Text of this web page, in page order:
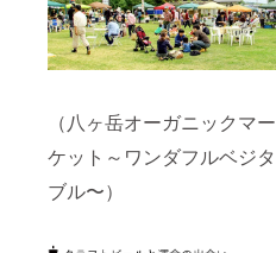
（八ヶ岳オーガニックマー
ケット～ワンダフルベジタ
ブル〜）